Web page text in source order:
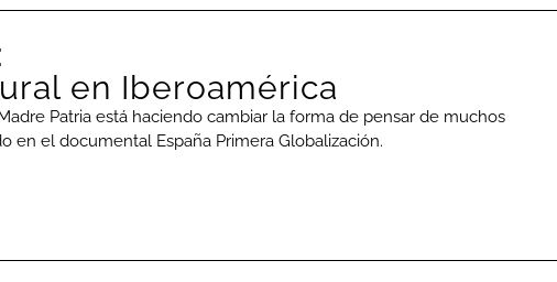
en Iberoamérica
Patria está haciendo cambiar la forma de pensar de muchos
en el documental España Primera Globalización.